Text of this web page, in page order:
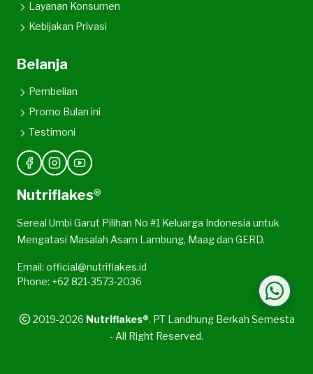
Layanan Konsumen
Kebijakan Privasi
Belanja
Pembelian
Promo Bulan ini
Testimoni
Nutriflakes®
Sereal Umbi Garut Pilihan No #1 Keluarga Indonesia untuk
Mengatasi Masalah Asam Lambung, Maag dan GERD.
Email: official@nutriflakes.id
Phone: +62 821-3573-2036
2019-2026 Nutriflakes®. PT Landhung Berkah Semesta
- All Right Reserved.